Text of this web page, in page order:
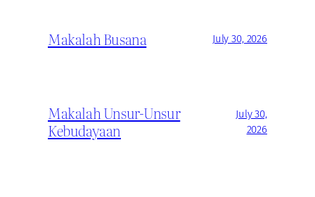
Makalah Busana July 30, 2026
Makalah Unsur-Unsur
Kebudayaan
July 30,
2026